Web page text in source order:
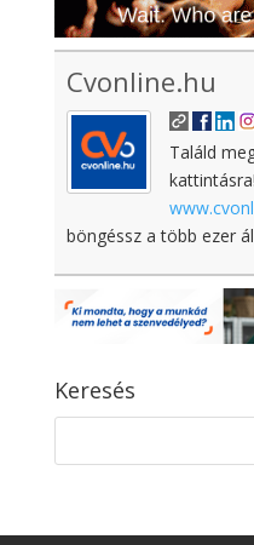
Cvonline.hu
Találd
böngéssz a több ezer
Keresés